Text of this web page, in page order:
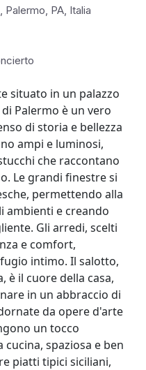
Palermo, PA, Italia
situato in un palazzo
Palermo è un vero
di storia e bellezza
ampi e luminosi,
che raccontano
Le grandi finestre si
permettendo alla
ambienti e creando
Gli arredi, scelti
e comfort,
intimo. Il salotto,
è il cuore della casa,
in un abbraccio di
da opere d'arte
un tocco
cucina, spaziosa e ben
piatti tipici siciliani,